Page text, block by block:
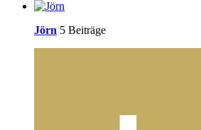
Jörn 5 Beiträge